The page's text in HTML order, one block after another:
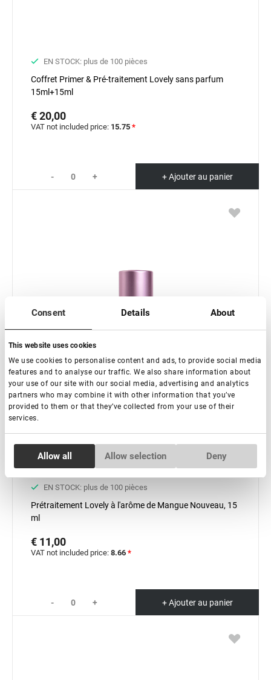
Consent Details About
This website uses cookies
We use cookies to personalise content and ads, to provide social media
features and to analyse our traffic. We also share information about
your use of our site with our social media, advertising and analytics
partners who may combine it with other information that you’ve
provided to them or that they’ve collected from your use of their
services.
Necessary
Preferences
Statistics
Allow all Allow selection Deny
EN STOCK: plus de 100 pièces
Coffret Primer & Pré-traitement Lovely sans parfum
15ml+15ml
€ 20,00
VAT not included price: 15.75 *
- + + Ajouter au panier
EN STOCK: plus de 100 pièces
Prétraitement Lovely à l'arôme de Mangue Nouveau, 15
ml
€ 11,00
VAT not included price: 8.66 *
- + + Ajouter au panier